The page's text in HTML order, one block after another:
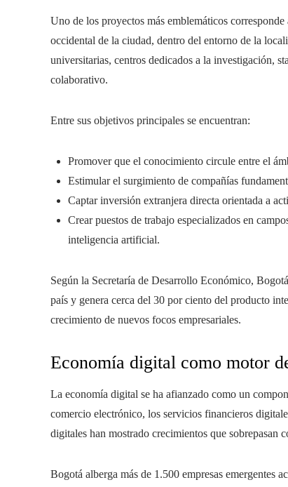
Uno de los proyectos más emblemáticos corresponde
occidental de la ciudad, dentro del entorno de la
universitarias, centros dedicados a la investigación,
colaborativo.
Entre sus objetivos principales se encuentran:
Promover que el conocimiento circule entre el
Estimular el surgimiento de compañías
Captar inversión extranjera directa orientada a
Crear puestos de trabajo especializados en
inteligencia artificial.
Según la Secretaría de Desarrollo Económico,
país y genera cerca del 30 por ciento del producto
crecimiento de nuevos focos empresariales.
Economía digital como motor
La economía digital se ha afianzado como un
comercio electrónico, los servicios financieros
digitales han mostrado crecimientos que sobrepasan
Bogotá alberga más de 1.500 empresas emergentes